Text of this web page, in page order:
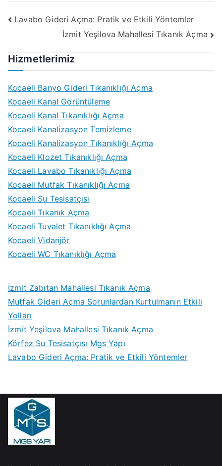
Lavabo Gideri Açma: Pratik ve Etkili Yöntemler
İzmit Yeşilova Mahallesi Tıkanık Açma
Hizmetlerimiz
Kocaeli Banyo Gideri Tıkanıklığı Açma
Kocaeli Kanal Görüntüleme
Kocaeli Kanal Tıkanıklığı Açma
Kocaeli Kanalizasyon Temizleme
Kocaeli Kanalizasyon Tıkanıklığı Açma
Kocaeli Klozet Tıkanıklığı Açma
Kocaeli Lavabo Tıkanıklığı Açma
Kocaeli Mutfak Tıkanıklığı Açma
Kocaeli Su Tesisatçısı
Kocaeli Tıkanık Açma
Kocaeli Tuvalet Tıkanıklığı Açma
Kocaeli Vidanjör
Kocaeli WC Tıkanıklığı Açma
İzmit Zabıtan Mahallesi Tıkanık Açma
Mutfak Gideri Açma Sorunlardan Kurtulmanın Etkili
Yolları
İzmit Yeşilova Mahallesi Tıkanık Açma
Körfez Su Tesisatçısı Mgs Yapı
Lavabo Gideri Açma: Pratik ve Etkili Yöntemler